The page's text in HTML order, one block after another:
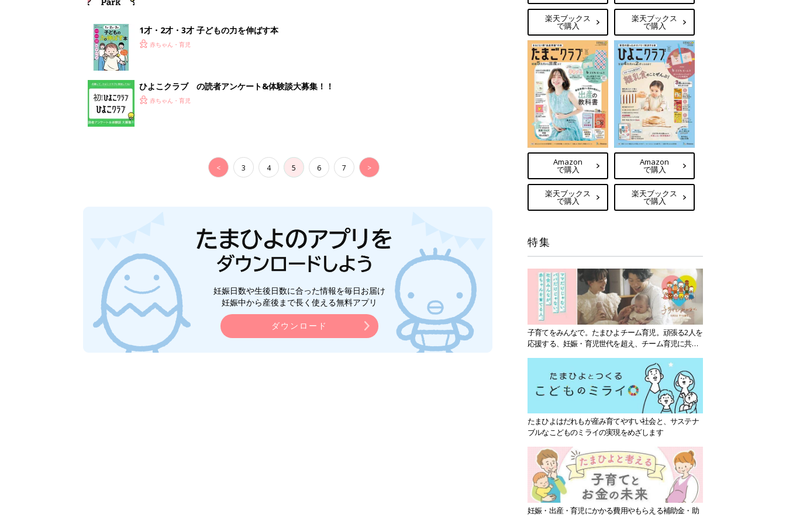
1才・2才・3才 子どもの力を伸ばす本
赤ちゃん・育児
ひよこクラブ の読者アンケート&体験談大募集！！
赤ちゃん・育児
< 3 4 5 6 7 >
妊娠日数や生後日数に合った情報を毎日お届け
妊娠中から産後まで長く使える無料アプリ
ダウンロード
楽天ブックス
で購入
楽天ブックス
で購入
Amazon
で購入
楽天ブックス
で購入
Amazon
で購入
楽天ブックス
で購入
特集
子育てをみんなで。たまひよチーム育児。頑張る2人を
応援する、妊娠・育児世代を超え、チーム育児に共感
たまひよはだれもが産み育てやすい社会と、サステナ
ブルなこどものミライの実現をめざします
妊娠・出産・育児にかかる費用やもらえる補助金・助